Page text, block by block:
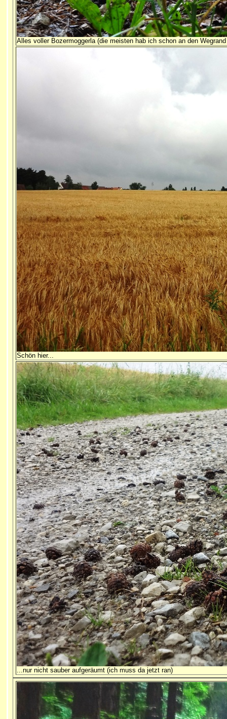
Alles voller Bozermoggerla (die meisten hab ich schon an den
Schön hier...
...nur nicht sauber aufgeräumt (ich muss da jetzt ran)